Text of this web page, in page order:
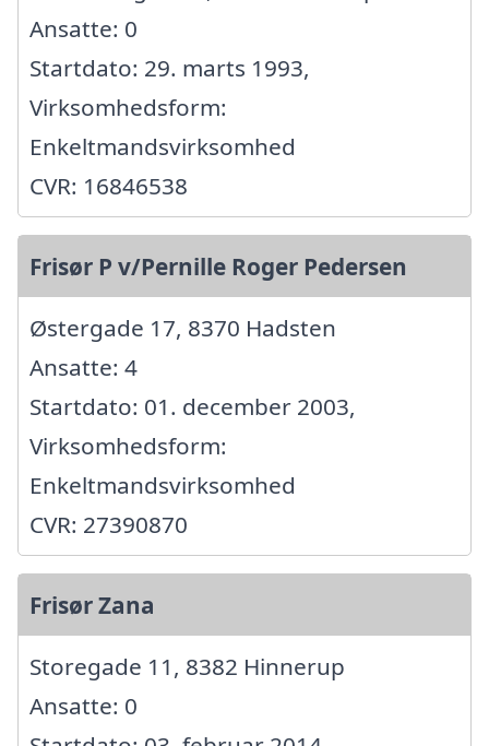
Ansatte: 0
Startdato: 29. marts 1993,
Virksomhedsform:
Enkeltmandsvirksomhed
CVR: 16846538
Frisør P v/Pernille Roger Pedersen
Østergade 17, 8370 Hadsten
Ansatte: 4
Startdato: 01. december 2003,
Virksomhedsform:
Enkeltmandsvirksomhed
CVR: 27390870
Frisør Zana
Storegade 11, 8382 Hinnerup
Ansatte: 0